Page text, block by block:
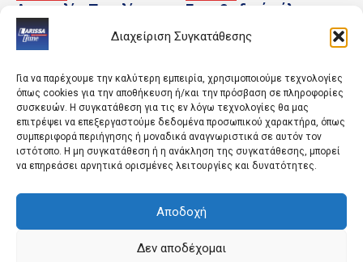
Διαχείριση Συγκατάθεσης
Για να παρέχουμε την καλύτερη εμπειρία, χρησιμοποιούμε τεχνολογίες
όπως cookies για την αποθήκευση ή/και την πρόσβαση σε πληροφορίες
συσκευών. Η συγκατάθεση για τις εν λόγω τεχνολογίες θα μας
επιτρέψει να επεξεργαστούμε δεδομένα προσωπικού χαρακτήρα, όπως
συμπεριφορά περιήγησης ή μοναδικά αναγνωριστικά σε αυτόν τον
ιστότοπο. Η μη συγκατάθεση ή η ανάκληση της συγκατάθεσης, μπορεί
να επηρεάσει αρνητικά ορισμένες λειτουργίες και δυνατότητες.
Αποδοχή
Δεν αποδέχομαι
Αυστραλία: Παραλίγο
σύγκρουση δύο
αεροπλάνων σε διάδρομο
Για «υβριδικό πόλεμο»
προειδοποιεί η Γερμανία
ύστερα από περιστατικό
Απαγόρευση
κυκλοφορίας σε δασικές
ΑΘΛΗΤΙΚΑ
Γίνε το επόμενο αστέρι
της ΑΕΛ!